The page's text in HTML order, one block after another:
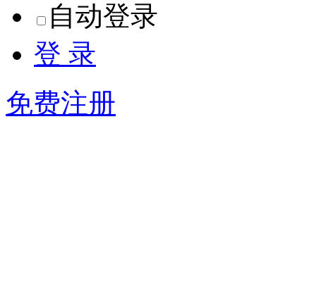
自动登录
登 录
免费注册